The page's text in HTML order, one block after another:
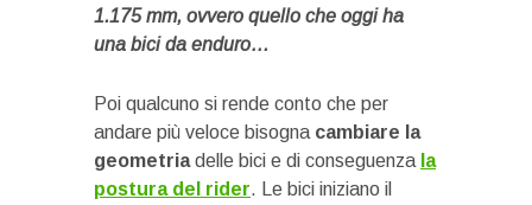
1.175 mm, ovvero quello che oggi ha
una bici da enduro…
Poi qualcuno si rende conto che per
andare più veloce bisogna cambiare la
geometriadelle bici e di conseguenza la
postura del rider. Le bici iniziano il